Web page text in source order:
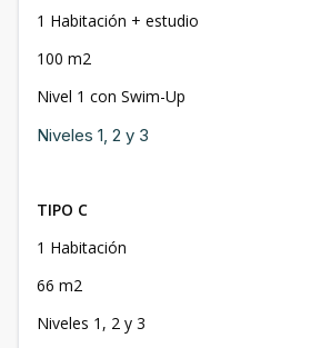
1 Habitación + estudio
100 m2
Nivel 1 con Swim-Up
Niveles 1, 2 y 3
TIPO C
1 Habitación
66 m2
Niveles 1, 2 y 3